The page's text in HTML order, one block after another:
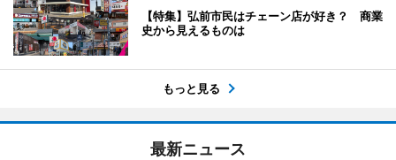
【特集】弘前市民はチェーン店が好き？ 商業
史から見えるものは
もっと見る
最新ニュース